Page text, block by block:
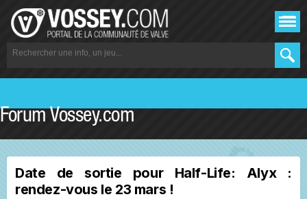
Forum Vossey.com
Date de sortie pour Half-Life: Alyx :
rendez-vous le 23 mars !